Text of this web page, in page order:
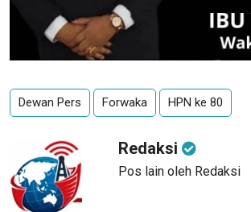
Dewan Pers Forwaka HPN ke 80
Redaksi
Pos lain oleh Redaksi